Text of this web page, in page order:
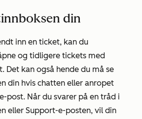
din
inn en ticket, kan du
og tidligere tickets med
Det kan også hende du må se
din hvis chatten eller anropet
post. Når du svarer på en tråd i
eller Support-e-posten, vil din